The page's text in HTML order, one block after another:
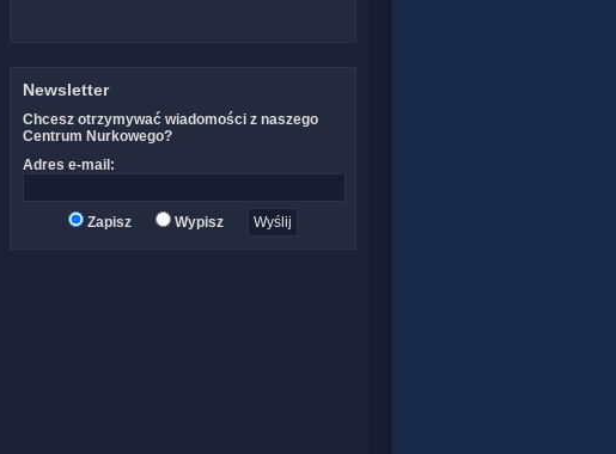
Newsletter
Chcesz otrzymywać wiadomości z naszego
Centrum Nurkowego?
Adres e-mail:
Zapisz Wypisz